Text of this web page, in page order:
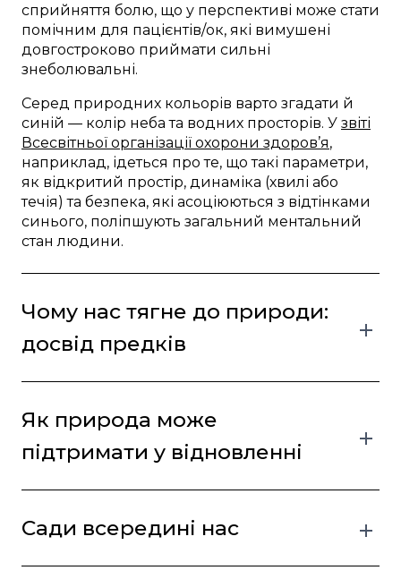
сприйняття болю, що у перспективі може стати
помічним для пацієнтів/ок, які вимушені
довгостроково приймати сильні
знеболювальні.
Серед природних кольорів варто згадати й
синій — колір неба та водних просторів. У звіті
Всесвітньої організації охорони здоров’я,
наприклад, ідеться про те, що такі параметри,
як відкритий простір, динаміка (хвилі або
течія) та безпека, які асоціюються з відтінками
синього, поліпшують загальний ментальний
стан людини.
Чому нас тягне до природи:
досвід предків
Як природа може
підтримати у відновленні
Сади всередині нас